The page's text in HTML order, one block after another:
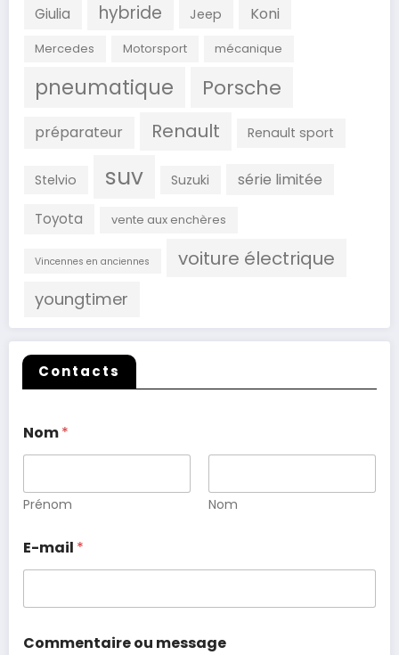
Giulia hybride Jeep Koni
Mercedes Motorsport mécanique
pneumatique Porsche
préparateur Renault Renault sport
Stelvio suv Suzuki série limitée
Toyota vente aux enchères
Vincennes en anciennes voiture électrique
youngtimer
Contacts
Nom*
Prénom Nom
E-mail *
Commentaire ou message